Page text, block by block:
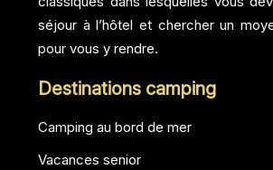
séjour à l’hôtel et chercher un
pour vous y rendre.
Destinations camping
Camping au bord de mer
Vacances senior